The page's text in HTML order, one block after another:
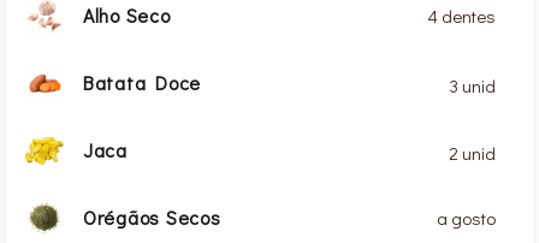
Alho Seco 4 dentes
Batata Doce 3 unid
Jaca 2 unid
Orégãos Secos a gosto